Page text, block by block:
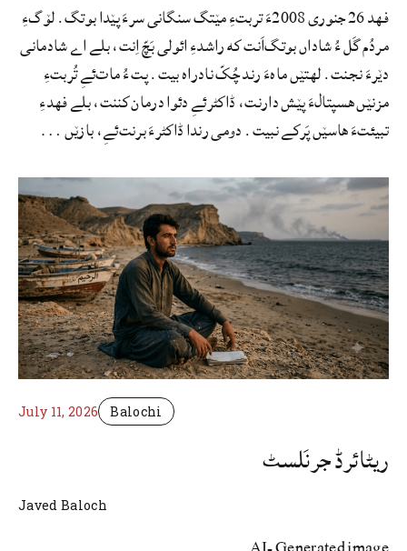
فهد 26 جنوری 2008ءَ تربتءِ مێتگ سنگانی سرءَ پێدا بوتگ. لۆگءِ
مردُم گَل ءُ شاداں بوتگ‌اَنت که راشدءِ ائولی بَچّ اِنت، بلے اے شادمانی
دێرءَ نجنت. لهتێں ماہءَ رند چُکّ نادراه بیت. پت ءُ مات‌ئےِ تُربتءِ
مزنێں هسپتالءَ پێش دارنت، ڈاکٹرئےِ دئوا درمان کننت، بلے فهدءِ
تبیئتءَ ھاسێں پَرکے نبیت. دومی رندا ڈاکٹرءَ برنت‌ئےِ، بازێں …
July 11, 2026 Balochi
ریٹائرڈ جرنَلسٹ
Javed Baloch